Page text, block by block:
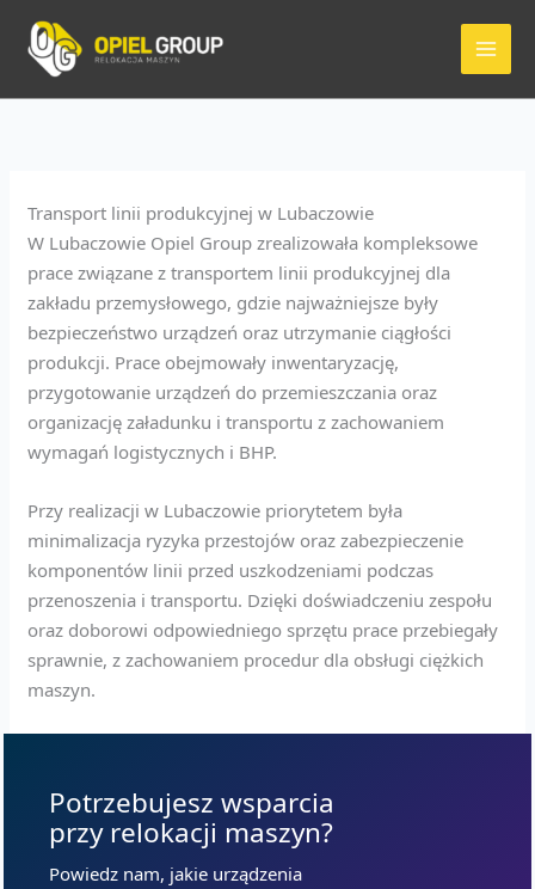
treści
Transport linii produkcyjnej w Lubaczowie
W Lubaczowie Opiel Group zrealizowała kompleksowe
prace związane z transportem linii produkcyjnej dla
zakładu przemysłowego, gdzie najważniejsze były
bezpieczeństwo urządzeń oraz utrzymanie ciągłości
produkcji. Prace obejmowały inwentaryzację,
przygotowanie urządzeń do przemieszczania oraz
organizację załadunku i transportu z zachowaniem
wymagań logistycznych i BHP.
Przy realizacji w Lubaczowie priorytetem była
minimalizacja ryzyka przestojów oraz zabezpieczenie
komponentów linii przed uszkodzeniami podczas
przenoszenia i transportu. Dzięki doświadczeniu zespołu
oraz doborowi odpowiedniego sprzętu prace przebiegały
sprawnie, z zachowaniem procedur dla obsługi ciężkich
maszyn.
Potrzebujesz wsparcia
przy relokacji maszyn?
Powiedz nam, jakie urządzenia